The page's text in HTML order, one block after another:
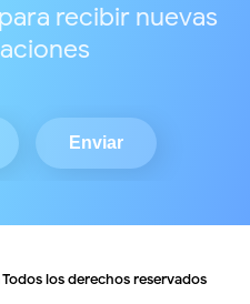
recibir nuevas
Todos los derechos reservados